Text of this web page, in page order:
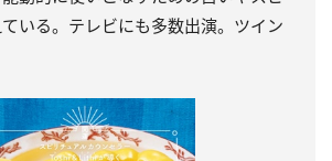
いる。テレビにも多数出演。ツイン